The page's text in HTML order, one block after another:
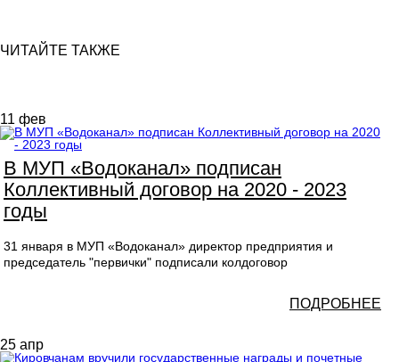
ЧИТАЙТЕ ТАКЖЕ
11 фев
В МУП «Водоканал» подписан
Коллективный договор на 2020 - 2023
годы
31 января в МУП «Водоканал» директор предприятия и
председатель "первички" подписали колдоговор
ПОДРОБНЕЕ
25 апр